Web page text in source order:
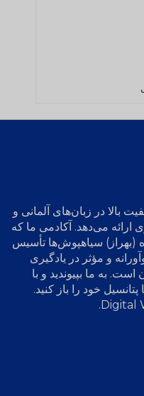
بالا در زبان‌های آلمانی و
ارائه می‌دهد. آکادمی ما که
(بهراز) سیاهپوش‌ها تأسیس
و مؤثر در یادگیری
به ما بپیوندید و با
خود را باز کنید.
Digital
.